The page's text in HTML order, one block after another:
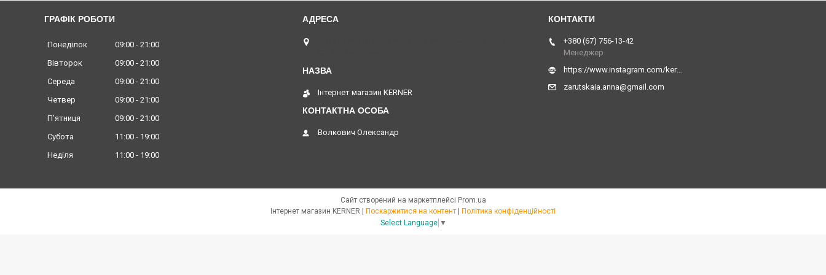
ГРАФІК РОБОТИ
Понеділок 09:00
21:00
Вівторок
09:00
21:00
Середа
09:00
21:00
Четвер
09:00
21:00
Пʼятниця
09:00
21:00
Субота
11:00
19:00
Неділя
11:00 19:00
Інтернет магазин KERNER
Волкович Олександр
+380 (67) 756-13-42
Менеджер
https://www.instagram.com/kerner_kids
zarutskaia.anna@gmail.com
Сайт створений на маркетплейсі Prom.ua
Поскаржитися на контент
Політика конфіденційності
Select Language ▼